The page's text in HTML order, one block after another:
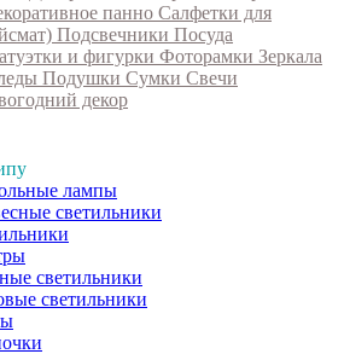
панно Салфетки для
Подсвечники Посуда
и фигурки Фоторамки Зеркала
Подушки Сумки Свечи
декор
лампы
светильники
светильники
светильники